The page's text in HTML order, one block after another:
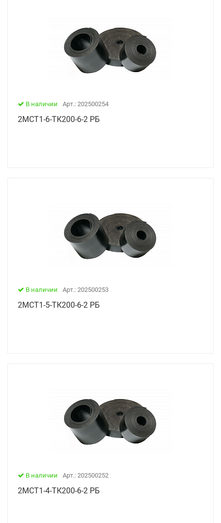
В наличии Арт.: 202500254
2МСТ1-6-ТК200-6-2 РБ
В наличии Арт.: 202500253
2МСТ1-5-ТК200-6-2 РБ
В наличии Арт.: 202500252
2МСТ1-4-ТК200-6-2 РБ